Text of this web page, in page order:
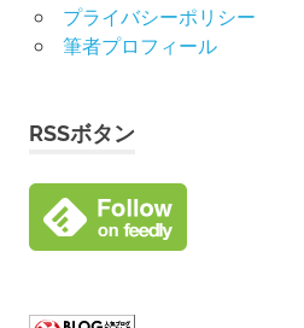
プライバシーポリシー
筆者プロフィール
RSSボタン